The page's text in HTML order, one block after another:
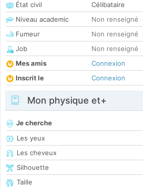
État civil
Célibataire
Niveau academic
Non renseigné
Fumeur
Non renseigné
Job
Non renseigné
Mes amis
Connexion
Inscrit le
Connexion
Mon physique et+
Je cherche
Les yeux
Les cheveux
Silhouette
Taille